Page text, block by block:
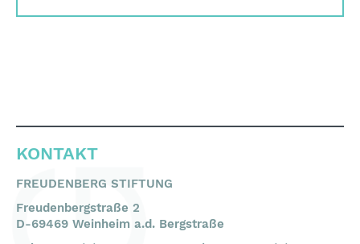
KONTAKT
FREUDENBERG STIFTUNG
Freudenbergstraße 2
D-69469 Weinheim a.d. Bergstraße